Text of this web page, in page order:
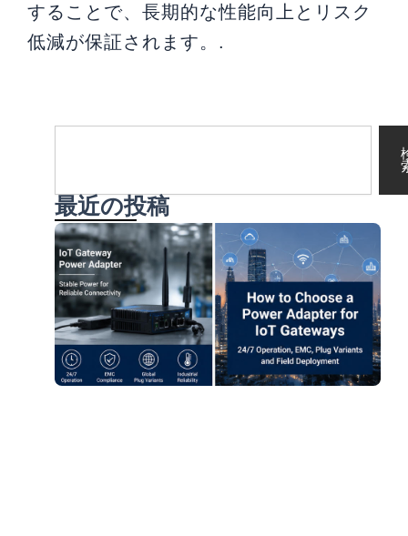
することで、長期的な性能向上とリスク
低減が保証されます。.
最近の投稿